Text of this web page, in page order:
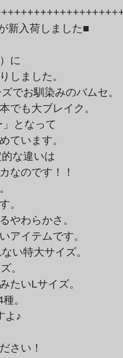
に
しました。
でも大ブレイク。
」となって
ています。
なのです！！
。
やわらかさ。
アイテムです。
。
たいLサイズ。
。
さい！